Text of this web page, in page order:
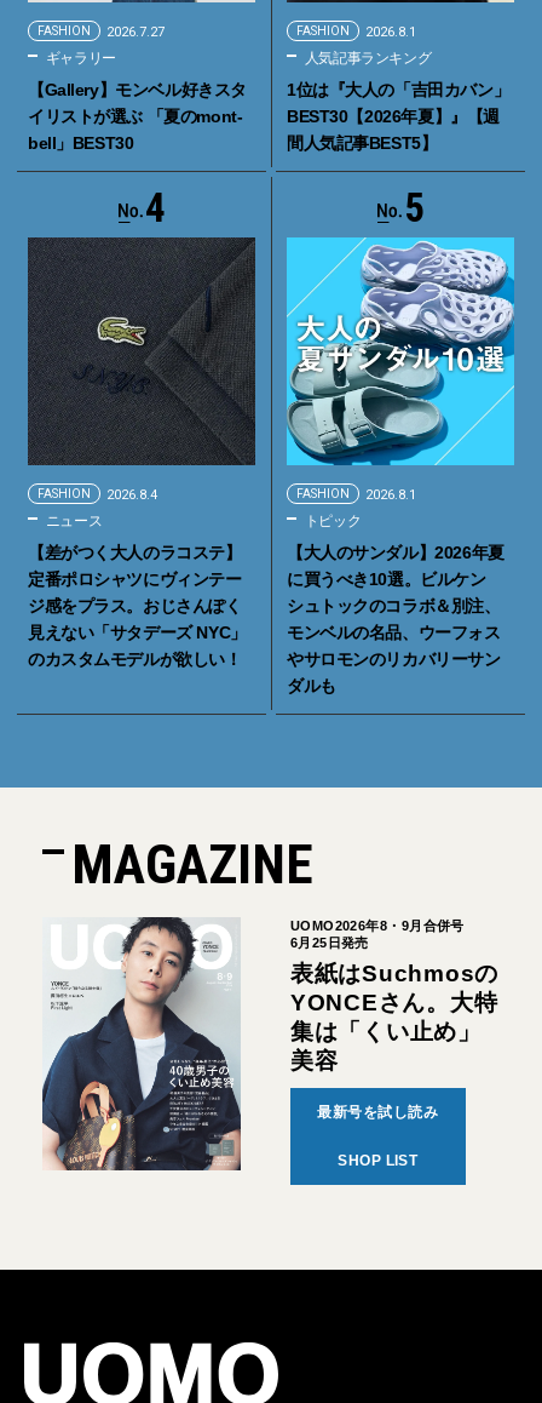
FASHION 2026.7.27
ギャラリー
【Gallery】モンベル好きスタ
イリストが選ぶ 「夏のmont-
bell」BEST30
FASHION 2026.8.1
人気記事ランキング
1位は『大人の「吉田カバン」
BEST30【2026年夏】』【週
間人気記事BEST5】
4
FASHION 2026.8.4
ニュース
【差がつく大人のラコステ】
定番ポロシャツにヴィンテー
ジ感をプラス。おじさんぽく
見えない「サタデーズ NYC」
のカスタムモデルが欲しい！
5
FASHION 2026.8.1
トピック
【大人のサンダル】2026年夏
に買うべき10選。ビルケン
シュトックのコラボ＆別注、
モンベルの名品、ウーフォス
やサロモンのリカバリーサン
ダルも
MAGAZINE
UOMO2026年8・9月合併号
6月25日発売
表紙はSuchmosの
YONCEさん。大特
集は「くい止め」
美容
最新号を試し読み
SHOP LIST